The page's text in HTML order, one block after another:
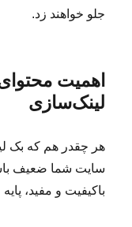
جلو خواهند زد.
اهمیت
لینک‌سازی
هر چقدر هم که بک
سایت شما ضعیف
باکیفیت و مفید،